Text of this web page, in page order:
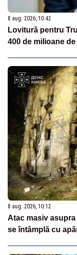
8 aug. 2026, 10:42
Lovitură pentru
400 de milioane
8 aug. 2026, 10:12
Atac masiv
se întâmplă cu